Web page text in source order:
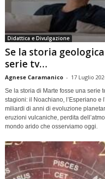
Didattica e Divulgazione
Se la storia
serie tv…
Agnese Caramanico - 17 Luglio
Se la storia di Marte fosse una serie
stagioni: il Noachiano, l’Esperiano e
miliardi di anni di evoluzione
eruzioni vulcaniche, perdita
mondo arido che osserviamo oggi.